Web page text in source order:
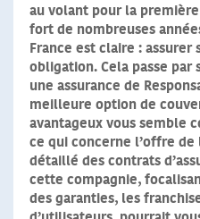
au volant pour la
fort de nombreuses
France est claire : assurer
obligation. Cela passe par
une assurance de
meilleure option de
avantageux vous semble
ce qui concerne l’offre de
détaillé des contrats
cette compagnie,
des garanties, les